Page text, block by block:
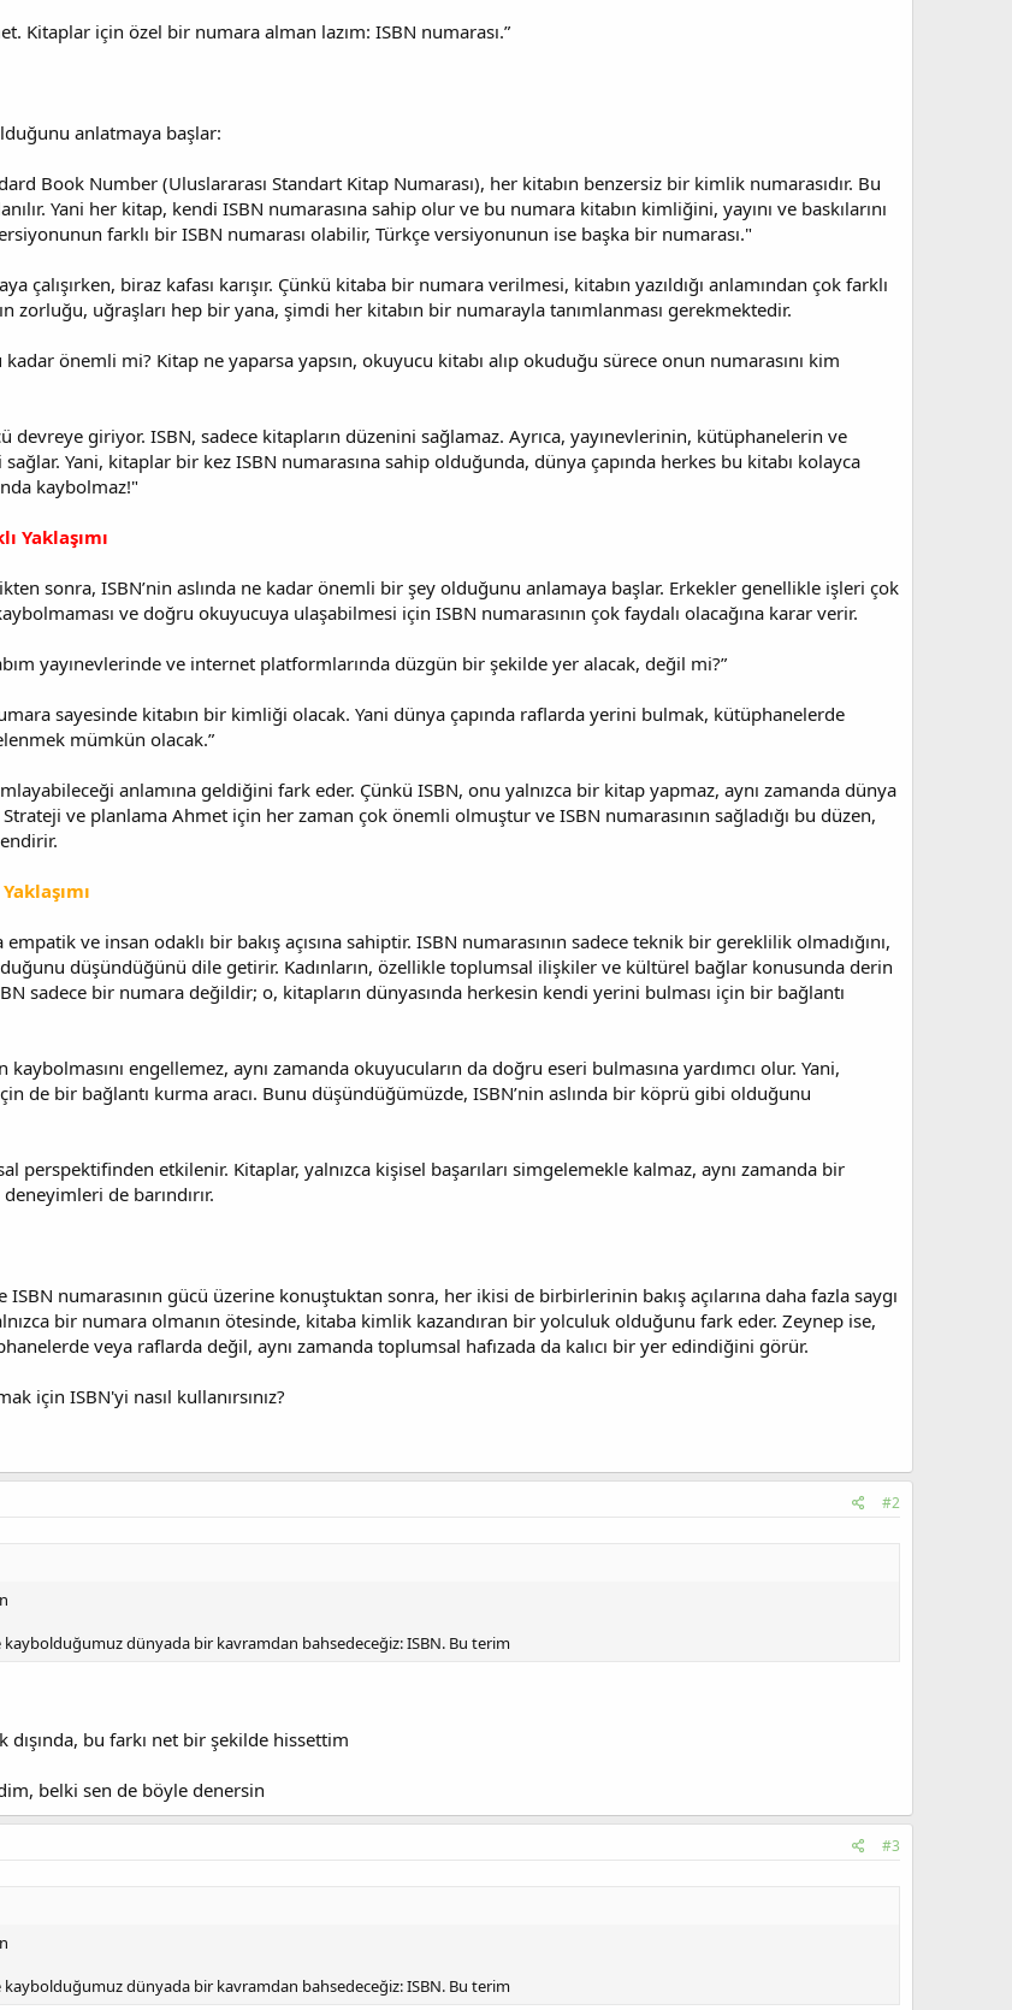
Kitaplar için özel bir numara alman lazım: ISBN numarası.”
anlatmaya başlar:
Book Number (Uluslararası Standart Kitap Numarası), her kitabın benzersiz bir kimlik numarasıdır. Bu
Yani her kitap, kendi ISBN numarasına sahip olur ve bu numara kitabın kimliğini, yayını ve baskılarını
farklı bir ISBN numarası olabilir, Türkçe versiyonunun ise başka bir numarası."
çalışırken, biraz kafası karışır. Çünkü kitaba bir numara verilmesi, kitabın yazıldığı anlamından çok farklı
zorluğu, uğraşları hep bir yana, şimdi her kitabın bir numarayla tanımlanması gerekmektedir.
önemli mi? Kitap ne yaparsa yapsın, okuyucu kitabı alıp okuduğu sürece onun numarasını kim
devreye giriyor. ISBN, sadece kitapların düzenini sağlamaz. Ayrıca, yayınevlerinin, kütüphanelerin ve
sağlar. Yani, kitaplar bir kez ISBN numarasına sahip olduğunda, dünya çapında herkes bu kitabı kolayca
kaybolmaz!"
Yaklaşımı
sonra, ISBN’nin aslında ne kadar önemli bir şey olduğunu anlamaya başlar. Erkekler genellikle işleri çok
ve doğru okuyucuya ulaşabilmesi için ISBN numarasının çok faydalı olacağına karar verir.
yayınevlerinde ve internet platformlarında düzgün bir şekilde yer alacak, değil mi?”
sayesinde kitabın bir kimliği olacak. Yani dünya çapında raflarda yerini bulmak, kütüphanelerde
mümkün olacak.”
anlamına geldiğini fark eder. Çünkü ISBN, onu yalnızca bir kitap yapmaz, aynı zamanda dünya
ve planlama Ahmet için her zaman çok önemli olmuştur ve ISBN numarasının sağladığı bu düzen,
ve insan odaklı bir bakış açısına sahiptir. ISBN numarasının sadece teknik bir gereklilik olmadığını,
düşündüğünü dile getirir. Kadınların, özellikle toplumsal ilişkiler ve kültürel bağlar konusunda derin
sadece bir numara değildir; o, kitapların dünyasında herkesin kendi yerini bulması için bir bağlantı
kaybolmasını engellemez, aynı zamanda okuyucuların da doğru eseri bulmasına yardımcı olur. Yani,
de bir bağlantı kurma aracı. Bunu düşündüğümüzde, ISBN’nin aslında bir köprü gibi olduğunu
perspektifinden etkilenir. Kitaplar, yalnızca kişisel başarıları simgelemekle kalmaz, aynı zamanda bir
de barındırır.
numarasının gücü üzerine konuştuktan sonra, her ikisi de birbirlerinin bakış açılarına daha fazla saygı
bir numara olmanın ötesinde, kitaba kimlik kazandıran bir yolculuk olduğunu fark eder. Zeynep ise,
veya raflarda değil, aynı zamanda toplumsal hafızada da kalıcı bir yer edindiğini görür.
için ISBN'yi nasıl kullanırsınız?
#2
dünyada bir kavramdan bahsedeceğiz: ISBN. Bu terim
dışında, bu farkı net bir şekilde hissettim
belki sen de böyle denersin
#3
dünyada bir kavramdan bahsedeceğiz: ISBN. Bu terim